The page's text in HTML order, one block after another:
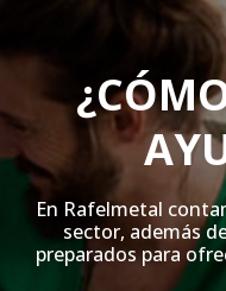
En Rafelmetal
sector, además
preparados para